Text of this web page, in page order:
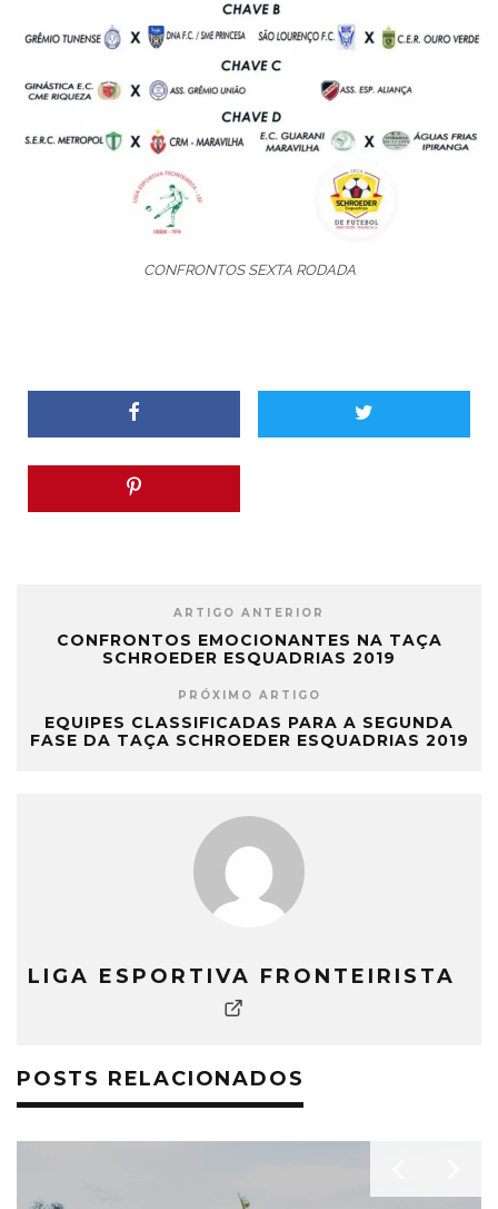
CONFRONTOS SEXTA RODADA
ARTIGO ANTERIOR
CONFRONTOS EMOCIONANTES NA TAÇA
SCHROEDER ESQUADRIAS 2019
PRÓXIMO ARTIGO
EQUIPES CLASSIFICADAS PARA A SEGUNDA
FASE DA TAÇA SCHROEDER ESQUADRIAS 2019
LIGA ESPORTIVA FRONTEIRISTA
POSTS RELACIONADOS